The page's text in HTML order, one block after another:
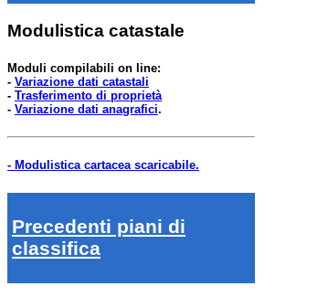
Modulistica catastale
Moduli compilabili on line:
- Variazione dati catastali
- Trasferimento di proprietà
- Variazione dati anagrafici.
- Modulistica cartacea scaricabile.
Precedenti piani di
classifica